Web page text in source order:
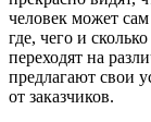
человек может
где, чего и
переходят на
предлагают свои
от заказчиков.